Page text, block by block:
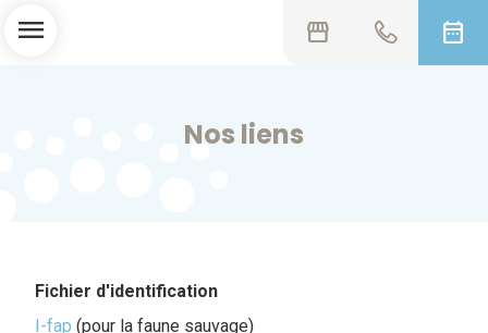
storefront date_range
menu
Nos liens
Fichier d'identification
I-fap (pour la faune sauvage)